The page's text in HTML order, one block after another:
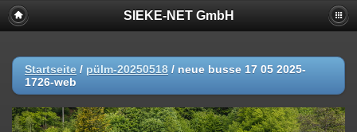
SIEKE-NET GmbH
Startseite / pülm-20250518 / neue busse 17 05 2025-
1726-web